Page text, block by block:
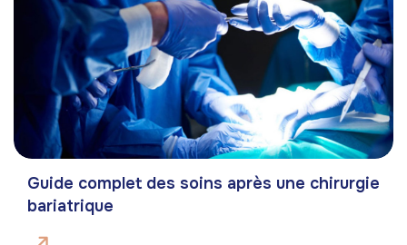
Guide complet des soins après une chirurgie
bariatrique